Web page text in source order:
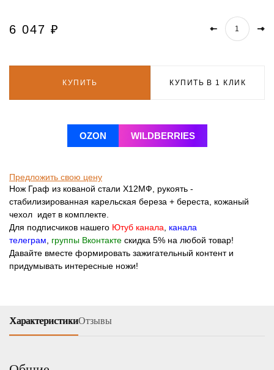
6 047 ₽
КУПИТЬ КУПИТЬ В 1 КЛИК
OZON WILDBERRIES
Предложить свою цену
Нож Граф из кованой стали Х12МФ, рукоять -
стабилизированная карельская береза + береста, кожаный
чехол идет в комплекте.
Для подписчиков нашего Ютуб канала
канала
телеграм
группы Вконтакте скидка 5% на любой товар!
Давайте вместе формировать зажигательный контент и
придумывать интересные ножи!
ХарактеристикиОтзывы